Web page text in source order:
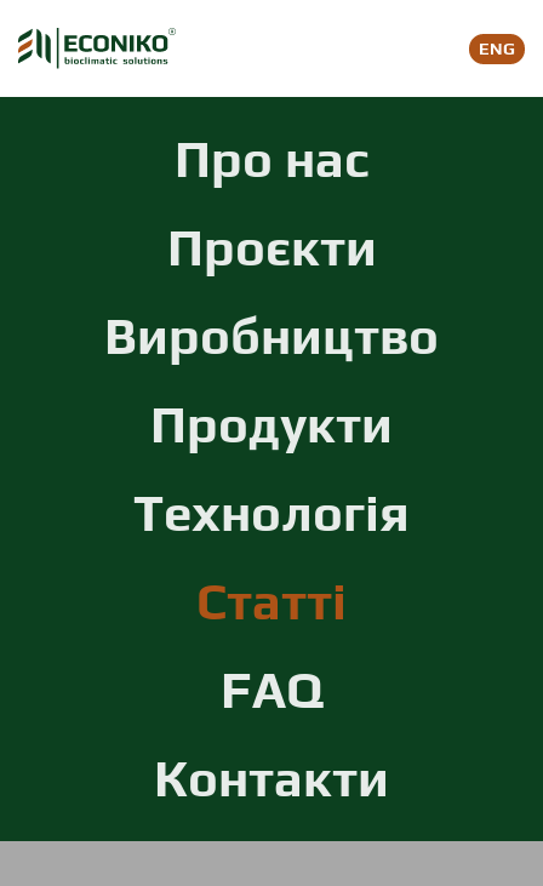
Skip to main content
ENG
Про нас
Проєкти
Виробництво
Продукти
Технологія
Статті
FAQ
Контакти